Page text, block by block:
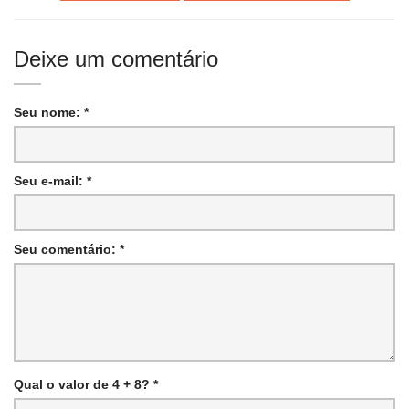
Deixe um comentário
Seu nome: *
Seu e-mail: *
Seu comentário: *
Qual o valor de 4 + 8? *